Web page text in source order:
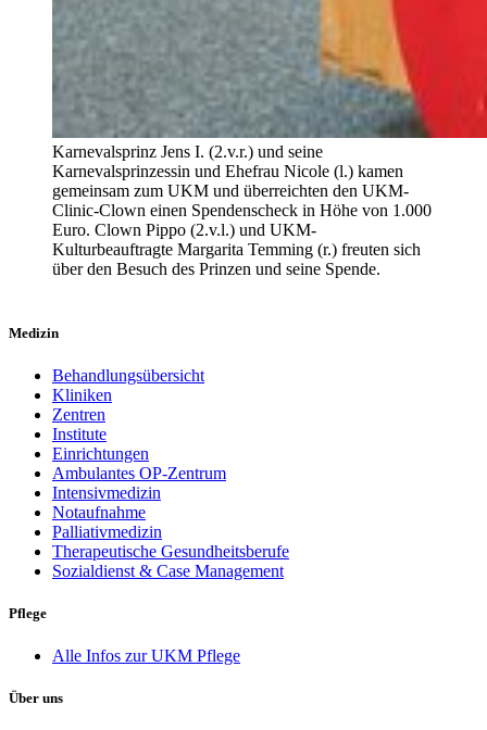
Karnevalsprinz Jens I. (2.v.r.) und seine
Karnevalsprinzessin und Ehefrau Nicole (l.) kamen
gemeinsam zum UKM und überreichten den UKM-
Clinic-Clown einen Spendenscheck in Höhe von 1.000
Euro. Clown Pippo (2.v.l.) und UKM-
Kulturbeauftragte Margarita Temming (r.) freuten sich
über den Besuch des Prinzen und seine Spende.
Medizin
Behandlungsübersicht
Kliniken
Zentren
Institute
Einrichtungen
Ambulantes OP-Zentrum
Intensivmedizin
Notaufnahme
Palliativmedizin
Therapeutische Gesundheitsberufe
Sozialdienst & Case Management
Pflege
Alle Infos zur UKM Pflege
Über uns